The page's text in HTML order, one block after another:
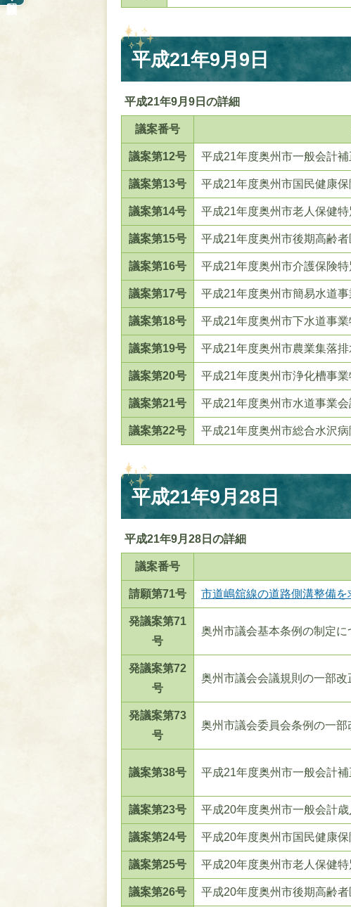
平成21年9月9日
平成21年9月9日の詳細
議案番号
議案第12号 平成21年度奥州市一般会計補
議案第13号 平成21年度奥州市国民健康
議案第14号 平成21年度奥州市老人保健特
議案第15号 平成21年度奥州市後期高齢
議案第16号 平成21年度奥州市介護保険特
議案第17号 平成21年度奥州市簡易水道
議案第18号 平成21年度奥州市下水道事業
議案第19号 平成21年度奥州市農業集落
議案第20号 平成21年度奥州市浄化槽事業
議案第21号 平成21年度奥州市水道事業会
議案第22号 平成21年度奥州市総合水沢
平成21年9月28日
平成21年9月28日の詳細
議案番号
請願第71号 市道嶋舘線の道路側溝整備を
発議案第71
号
奥州市議会基本条例の制定に
発議案第72
号
奥州市議会会議規則の一部改
発議案第73
号
奥州市議会委員会条例の一部
議案第38号 平成21年度奥州市一般会計補
議案第23号 平成20年度奥州市一般会計
議案第24号 平成20年度奥州市国民健康
議案第25号 平成20年度奥州市老人保健
議案第26号 平成20年度奥州市後期高齢